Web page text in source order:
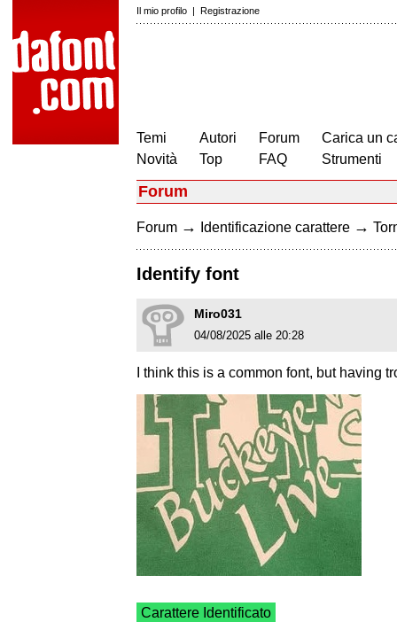
Il mio profilo | Registrazione
Temi
Novità
Autori
Top
Forum
FAQ
Carica un
Strumenti
Forum
Forum → Identificazione carattere →
Identify font
Miro031
04/08/2025 alle 20:28
I think this is a common font, but having
Carattere Identificato